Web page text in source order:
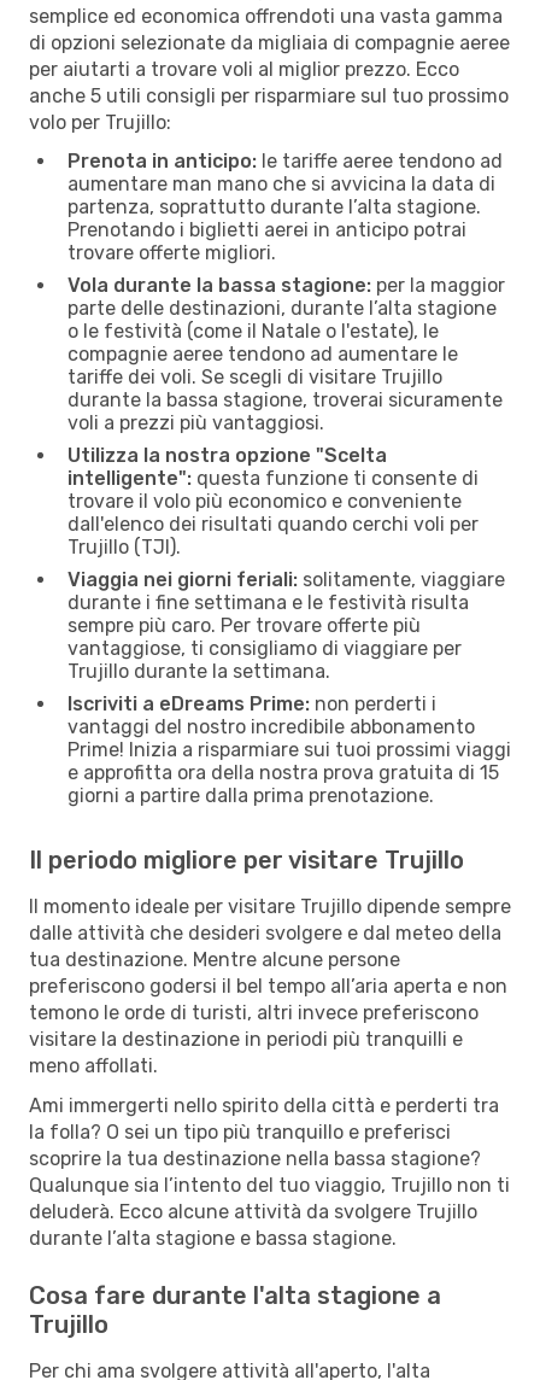
semplice ed economica offrendoti una vasta gamma
di opzioni selezionate da migliaia di compagnie aeree
per aiutarti a trovare voli al miglior prezzo. Ecco
anche 5 utili consigli per risparmiare sul tuo prossimo
volo per Trujillo:
Prenota in anticipo: le tariffe aeree tendono ad
aumentare man mano che si avvicina la data di
partenza, soprattutto durante l’alta stagione.
Prenotando i biglietti aerei in anticipo potrai
trovare offerte migliori.
Vola durante la bassa stagione: per la maggior
parte delle destinazioni, durante l’alta stagione
o le festività (come il Natale o l'estate), le
compagnie aeree tendono ad aumentare le
tariffe dei voli. Se scegli di visitare Trujillo
durante la bassa stagione, troverai sicuramente
voli a prezzi più vantaggiosi.
Utilizza la nostra opzione "Scelta
intelligente": questa funzione ti consente di
trovare il volo più economico e conveniente
dall'elenco dei risultati quando cerchi voli per
Trujillo (TJI).
Viaggia nei giorni feriali: solitamente, viaggiare
durante i fine settimana e le festività risulta
sempre più caro. Per trovare offerte più
vantaggiose, ti consigliamo di viaggiare per
Trujillo durante la settimana.
Iscriviti a eDreams Prime: non perderti i
vantaggi del nostro incredibile abbonamento
Prime! Inizia a risparmiare sui tuoi prossimi viaggi
e approfitta ora della nostra prova gratuita di 15
giorni a partire dalla prima prenotazione.
Il periodo migliore per visitare Trujillo
Il momento ideale per visitare Trujillo dipende sempre
dalle attività che desideri svolgere e dal meteo della
tua destinazione. Mentre alcune persone
preferiscono godersi il bel tempo all’aria aperta e non
temono le orde di turisti, altri invece preferiscono
visitare la destinazione in periodi più tranquilli e
meno affollati.
Ami immergerti nello spirito della città e perderti tra
la folla? O sei un tipo più tranquillo e preferisci
scoprire la tua destinazione nella bassa stagione?
Qualunque sia l’intento del tuo viaggio, Trujillo non ti
deluderà. Ecco alcune attività da svolgere Trujillo
durante l’alta stagione e bassa stagione.
Cosa fare durante l'alta stagione a
Trujillo
Per chi ama svolgere attività all'aperto, l'alta